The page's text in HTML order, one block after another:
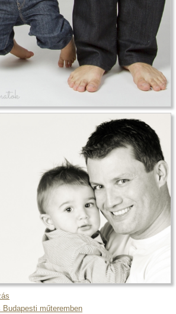
műteremben